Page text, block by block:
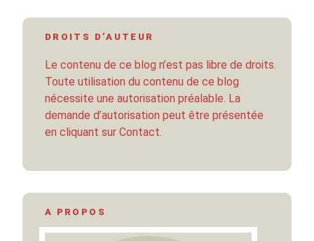
DROITS D’AUTEUR
Le contenu de ce blog n’est pas libre de droits.
Toute utilisation du contenu de ce blog
nécessite une autorisation préalable. La
demande d’autorisation peut être présentée
en cliquant sur Contact.
A PROPOS